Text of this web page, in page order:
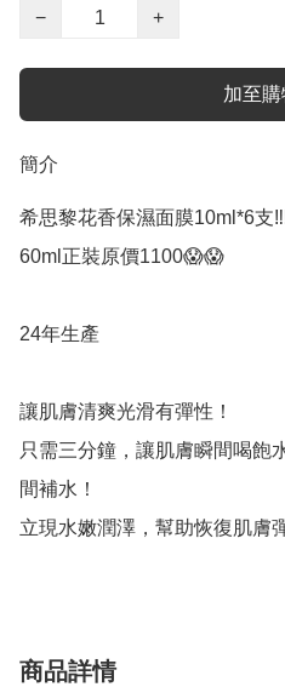
−
+
加至
簡介
希思黎花香保濕面膜10ml*6支
60ml正裝原價1100😱😱
24年生產
讓肌膚清爽光滑有彈性！
只需三分鐘，讓肌膚瞬間喝飽
間補水！
立現水嫩潤澤，幫助恢復肌膚
商品詳情